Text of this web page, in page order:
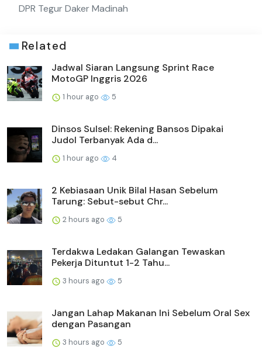
DPR Tegur Daker Madinah
Related
Jadwal Siaran Langsung Sprint Race
MotoGP Inggris 2026
1 hour ago 5
Dinsos Sulsel: Rekening Bansos Dipakai
Judol Terbanyak Ada d...
1 hour ago 4
2 Kebiasaan Unik Bilal Hasan Sebelum
Tarung: Sebut-sebut Chr...
2 hours ago 5
Terdakwa Ledakan Galangan Tewaskan
Pekerja Dituntut 1-2 Tahu...
3 hours ago 5
Jangan Lahap Makanan Ini Sebelum Oral Sex
dengan Pasangan
3 hours ago 5